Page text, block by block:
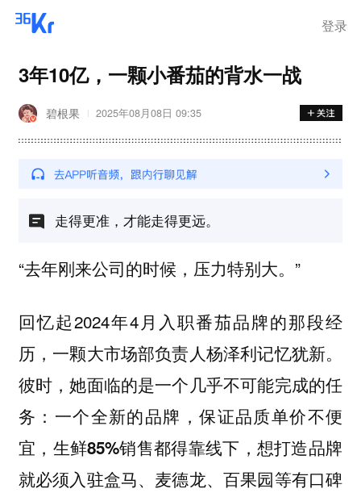
登录
3年10亿，一颗小番茄的背水一战
碧根果 2025年08月08日 09:35
走得更准，才能走得更远。
“去年刚来公司的时候，压力特别大。”
回忆起2024年4月入职番茄品牌的那段经
历，一颗大市场部负责人杨泽利记忆犹新。
彼时，她面临的是一个几乎不可能完成的任
务：一个全新的品牌，保证品质单价不便
宜， 生鲜85%销售都得靠线下，想打造品牌
就必须入驻盒马、麦德龙、百果园等有口碑